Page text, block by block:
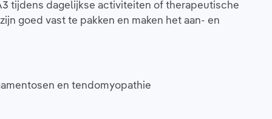
tijdens dagelijkse activiteiten of therapeutische
goed vast te pakken en maken het aan- en
en tendomyopathie